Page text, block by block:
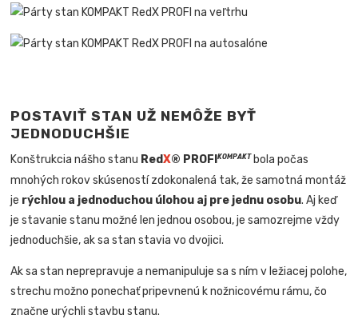
POSTAVIŤ STAN UŽ NEMÔŽE BYŤ
JEDNODUCHŠIE
Konštrukcia nášho stanu RedX® PROFIKOMPAKT bola počas
mnohých rokov skúseností zdokonalená tak, že samotná montáž
je rýchlou a jednoduchou úlohou aj pre jednu osobu. Aj keď
je stavanie stanu možné len jednou osobou, je samozrejme vždy
jednoduchšie, ak sa stan stavia vo dvojici.
Ak sa stan neprepravuje a nemanipuluje sa s ním v ležiacej polohe,
strechu možno ponechať pripevnenú k nožnicovému rámu, čo
značne urýchli stavbu stanu.